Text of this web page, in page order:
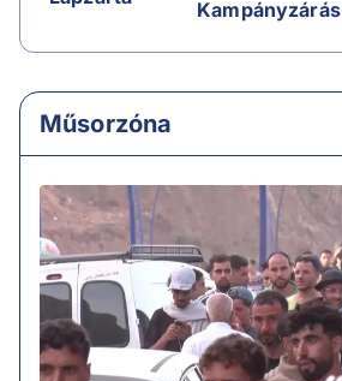
Kampányzárás
Műsorzóna